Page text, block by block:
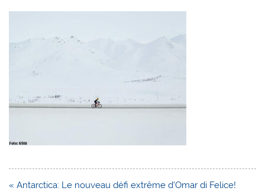
Navigation
« Antarctica: Le nouveau défi extrême d’Omar di Felice!